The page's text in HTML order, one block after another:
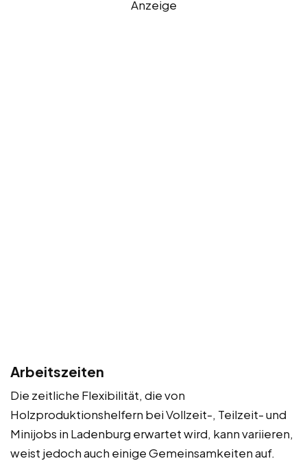
Anzeige
Arbeitszeiten
Die zeitliche Flexibilität, die von
Holzproduktionshelfern bei Vollzeit-, Teilzeit- und
Minijobs in Ladenburg erwartet wird, kann variieren,
weist jedoch auch einige Gemeinsamkeiten auf.